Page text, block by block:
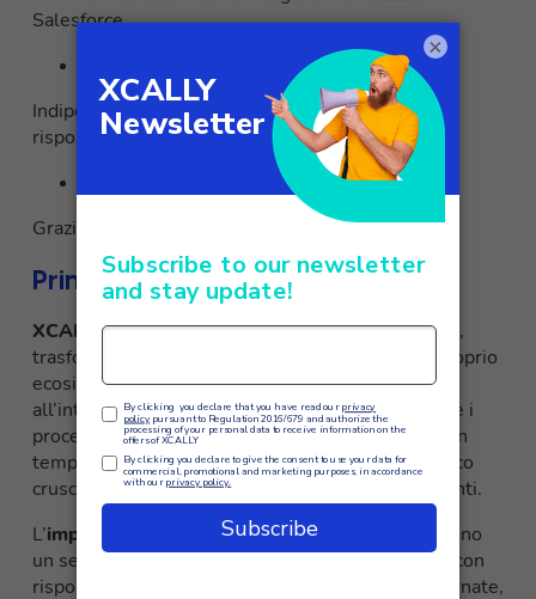
Salesforce.
Esperienza cliente fluida e coerente
Indipendentemente dal canale, i clienti ricevono
risposte rapide, precise e personalizzate.
Decisioni basate sui dati
Grazie ad analisi avanzate e KPI in tempo reale.
Principali risultati e opportunità
XCALLYè la piattaforma che completa Salesforce,
trasformando un CRM già potente in un vero e proprio
ecosistema omnichannel intelligente. Grazie
all’integrazione, le aziende possono automatizzare i
processi, supportare gli agenti con suggerimenti in
tempo reale, gestire tutte le interazioni da un unico
cruscotto e personalizzare ogni contatto con i clienti.
L’impatto
sui clienti è immediato, in quanto ricevono
un servizio più rapido, coerente e personalizzato, con
risposte tempestive e informazioni sempre aggiornate,
×